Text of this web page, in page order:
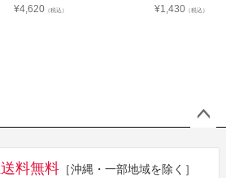
¥4,620 （税込）
¥1,430 （税込）
送料無料 ［沖縄・一部地域を除く］